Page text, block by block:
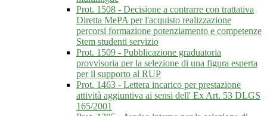
Prot. 1508 - Decisione a contrarre con trattativa
Diretta MePA per l'acquisto realizzazione
percorsi formazione potenziamento e competenze
Stem studenti servizio
Prot. 1509 - Pubblicazione graduatoria
provvisoria per la selezione di una figura esperta
per il supporto al RUP
Prot. 1463 - Lettera incarico per prestazione
attività aggiuntiva ai sensi dell' Ex Art. 53 DLGS
165/2001